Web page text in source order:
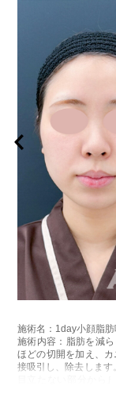
施術名：1day小顔脂肪
施術内容：脂肪を減
ほどの切開を加え、
接吸引し、除去しま
目立たない部分から